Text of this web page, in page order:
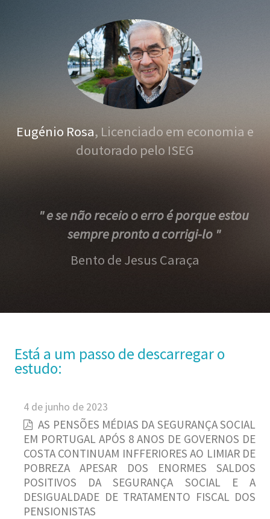
Eugénio Rosa, Licenciado em economia e
doutorado pelo ISEG
" e se não receio o erro é porque estou
sempre pronto a corrigi-lo "
Bento de Jesus Caraça
Está a um passo de descarregar o
estudo:
4 de junho de 2023
AS PENSÕES MÉDIAS DA SEGURANÇA SOCIAL
EM PORTUGAL APÓS 8 ANOS DE GOVERNOS DE
COSTA CONTINUAM INFFERIORES AO LIMIAR DE
POBREZA APESAR DOS ENORMES SALDOS
POSITIVOS DA SEGURANÇA SOCIAL E A
DESIGUALDADE DE TRATAMENTO FISCAL DOS
PENSIONISTAS